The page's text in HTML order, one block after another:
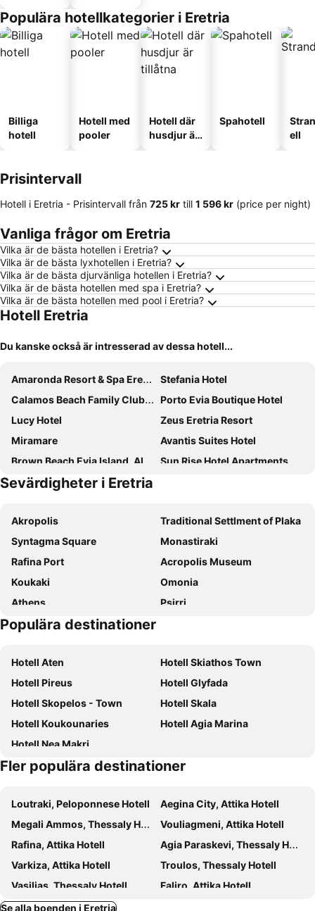
Populära hotellkategorier i Eretria
Billiga
hotell
Hotell med
pooler
Hotell där
husdjur är
Spahotell
ell
Prisintervall
Hotell i Eretria - Prisintervall från ‎725 kr till ‎1 596 kr (price per night)
Vanliga frågor om Eretria
Vilka är de bästa hotellen i Eretria?
Vilka är de bästa lyxhotellen i Eretria?
Vilka är de bästa djurvänliga hotellen i Eretria?
Vilka är de bästa hotellen med spa i Eretria?
Vilka är de bästa hotellen med pool i Eretria?
Hotell Eretria
Du kanske också är intresserad av dessa hotell...
Amaronda Resort & Spa Eretria
Stefania Hotel
Calamos Beach Family Club Hotel
Porto Evia Boutique Hotel
Lucy Hotel
Zeus Eretria Resort
Miramare
Avantis Suites Hotel
Brown Beach Evia Island, All Inclusive in Eretria, a member of Brown Hotels
Sun Rise Hotel Apartments
Paliria Hotel
Artemis Hotel
Kentrikon
Diamanto Rooms
Aparthotel Iliahtides
Hotel Lefkadi
Dolphin Resort & Conference
Hara Hotel
Morfeas Hotel
Sevärdigheter i Eretria
Akropolis
Traditional Settlment of Plaka
Syntagma Square
Monastiraki
Rafina Port
Acropolis Museum
Koukaki
Omonia
Athens
Psirri
Kolonaki
Neo Iraklio Attikis
Ermou
Agia Marina
Agioi Apostoloi
Fetiye Mosque
Ampelokipoi
Eretria Port
The Tower of Kanaris
Temple of Dafniforos Apollon
Island of Dreams
Malakonta
Αmarynthos
Greek aluminum
Portrait Documentaries
Μanika Beach
Sports Park
Pandora
Athens University
Agioi Apostoloi
Populära destinationer
Hotell Aten
Hotell Skiathos Town
Hotell Pireus
Hotell Glyfada
Hotell Skopelos - Town
Hotell Skala
Hotell Koukounaries
Hotell Agia Marina
Hotell Nea Makri
Fler populära destinationer
Loutraki, Peloponnese Hotell
Aegina City, Attika Hotell
Megali Ammos, Thessaly Hotell
Vouliagmeni, Attika Hotell
Rafina, Attika Hotell
Agia Paraskevi, Thessaly Hotell
Varkiza, Attika Hotell
Troulos, Thessaly Hotell
Vasilias, Thessaly Hotell
Faliro, Attika Hotell
Amarinthos, Centrala Grekland Hotell
Se alla boenden i Eretria